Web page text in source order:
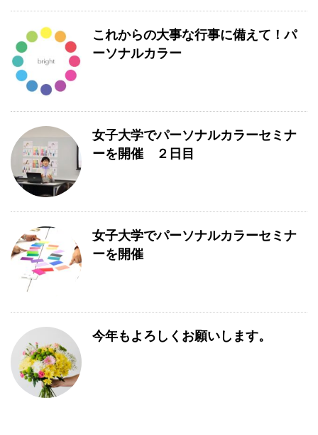
これからの大事な行事に備えて！パ
ーソナルカラー
女子大学でパーソナルカラーセミナ
ーを開催 ２日目
女子大学でパーソナルカラーセミナ
ーを開催
今年もよろしくお願いします。